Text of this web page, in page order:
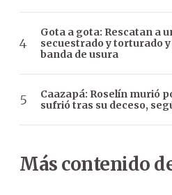
Gota a gota: Rescatan a
secuestrado y torturado
banda de usura
Caazapá: Roselín murió
sufrió tras su deceso,
Más contenido